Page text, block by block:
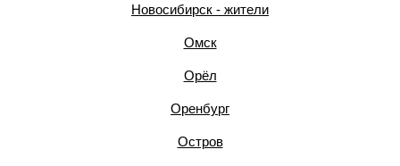
Новосибирск - жители
Омск
Орёл
Оренбург
Остров